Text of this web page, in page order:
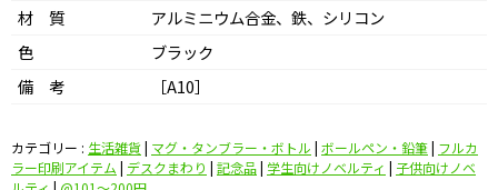
材 質
アルミニウム合金、鉄、シリコン
色
ブラック
備 考
［A10］
カテゴリー : 生活雑貨| マグ・タンブラー・ボトル | ボールペン・鉛筆| フルカ
ラー印刷アイテム | デスクまわり | 記念品| 学生向けノベルティ | 子供向けノベ